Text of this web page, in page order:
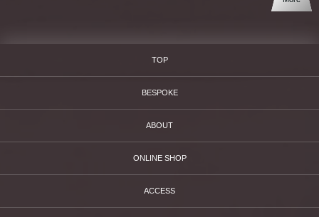
TOP
BESPOKE
ABOUT
ONLINE SHOP
ACCESS